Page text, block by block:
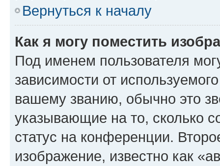
Вернуться к началу
Как я могу поместить
Под именем пользователя
зависимости от
вашему званию, обычно это
указывающие на то, сколько
статус на конференции.
изображение, известно как